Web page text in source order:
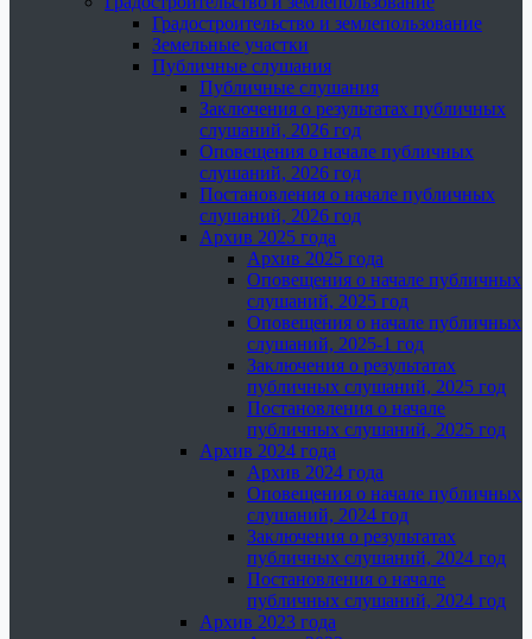
Градостроительство и землепользование
Земельные участки
Публичные слушания
Публичные слушания
Заключения о результатах публичных
слушаний, 2026 год
Оповещения о начале публичных
слушаний, 2026 год
Постановления о начале публичных
слушаний, 2026 год
Архив 2025 года
Архив 2025 года
Оповещения о начале публичных
слушаний, 2025 год
Оповещения о начале публичных
слушаний, 2025-1 год
Заключения о результатах
публичных слушаний, 2025 год
Постановления о начале
публичных слушаний, 2025 год
Архив 2024 года
Архив 2024 года
Оповещения о начале публичных
слушаний, 2024 год
Заключения о результатах
публичных слушаний, 2024 год
Постановления о начале
публичных слушаний, 2024 год
Архив 2023 года